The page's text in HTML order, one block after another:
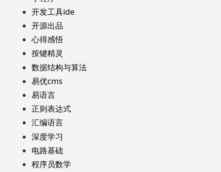
开发工具ide
开源出品
心得感悟
按键精灵
数据结构与算法
易优cms
易语言
正则表达式
汇编语言
深度学习
电路基础
程序员数学